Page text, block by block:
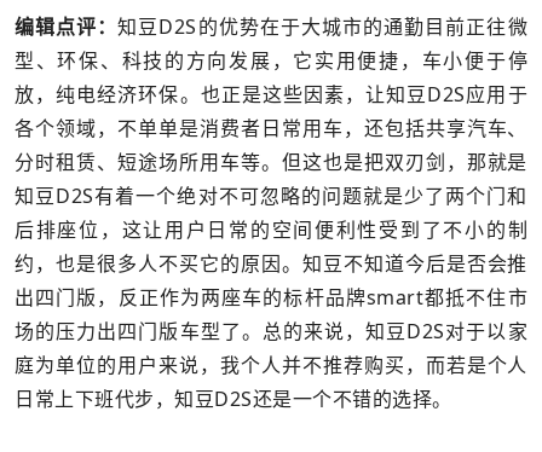
编辑点评：知豆D2S的优势在于大城市的通勤目前正往微
型、环保、科技的方向发展，它实用便捷，车小便于停
放，纯电经济环保。也正是这些因素，让知豆D2S应用于
各个领域，不单单是消费者日常用车，还包括共享汽车、
分时租赁、短途场所用车等。但这也是把双刃剑，那就是
知豆D2S有着一个绝对不可忽略的问题就是少了两个门和
后排座位，这让用户日常的空间便利性受到了不小的制
约，也是很多人不买它的原因。知豆不知道今后是否会推
出四门版，反正作为两座车的标杆品牌smart都抵不住市
场的压力出四门版车型了。总的来说，知豆D2S对于以家
庭为单位的用户来说，我个人并不推荐购买，而若是个人
日常上下班代步，知豆D2S还是一个不错的选择。